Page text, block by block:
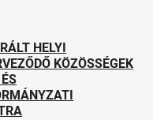
HELYI
KÖZÖSSÉGEK